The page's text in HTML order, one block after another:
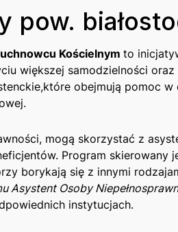
pow.
Kościelnym to‌
większej samodzielności oraz
obejmują pomoc
mogą skorzystać z
Program ‍skierowany
borykają się‍ z innymi
Asystent Osoby
instytucjach.